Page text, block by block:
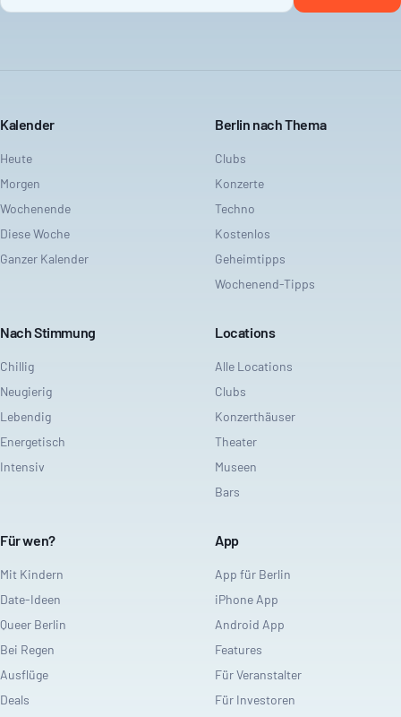
Kalender
Heute
Morgen
Wochenende
Diese Woche
Ganzer Kalender
Berlin nach Thema
Clubs
Konzerte
Techno
Kostenlos
Geheimtipps
Wochenend-Tipps
Nach Stimmung
Chillig
Neugierig
Lebendig
Energetisch
Intensiv
Locations
Alle Locations
Clubs
Konzerthäuser
Theater
Museen
Bars
Für wen?
Mit Kindern
Date-Ideen
Queer Berlin
Bei Regen
Ausflüge
Deals
App
App für Berlin
iPhone App
Android App
Features
Für Veranstalter
Für Investoren